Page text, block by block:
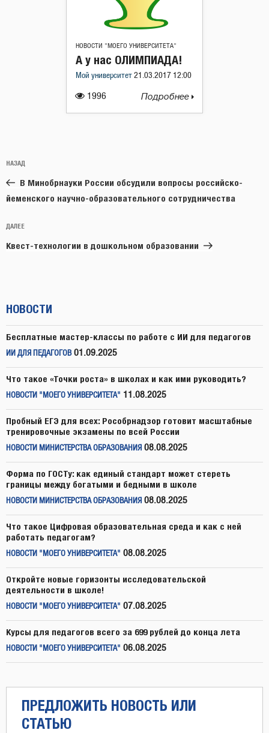
НОВОСТИ "МОЕГО УНИВЕРСИТЕТА"
1996
А у нас ОЛИМПИАДА!
Мой университет 21.03.2017 12:00
Подробнее
по
записям
Предыдущая
запись:
НАЗАД
В Минобрнауки России обсудили вопросы российско-
йеменского научно-образовательного сотрудничества
Следующая
запись
ДАЛЕЕ
Квест-технологии в дошкольном образовании
НОВОСТИ
Бесплатные мастер-классы по работе с ИИ для педагогов
ИИ ДЛЯ ПЕДАГОГОВ 01.09.2025
Что такое «Точки роста» в школах и как ими руководить?
НОВОСТИ "МОЕГО УНИВЕРСИТЕТА" 11.08.2025
Пробный ЕГЭ для всех: Рособрнадзор готовит масштабные
тренировочные экзамены по всей России
НОВОСТИ МИНИСТЕРСТВА ОБРАЗОВАНИЯ 08.08.2025
Форма по ГОСТу: как единый стандарт может стереть
границы между богатыми и бедными в школе
НОВОСТИ МИНИСТЕРСТВА ОБРАЗОВАНИЯ 08.08.2025
Что такое Цифровая образовательная среда и как с ней
работать педагогам?
НОВОСТИ "МОЕГО УНИВЕРСИТЕТА" 08.08.2025
Откройте новые горизонты исследовательской
деятельности в школе!
НОВОСТИ "МОЕГО УНИВЕРСИТЕТА" 07.08.2025
Курсы для педагогов всего за 699 рублей до конца лета
НОВОСТИ "МОЕГО УНИВЕРСИТЕТА" 06.08.2025
ПРЕДЛОЖИТЬ НОВОСТЬ ИЛИ
СТАТЬЮ